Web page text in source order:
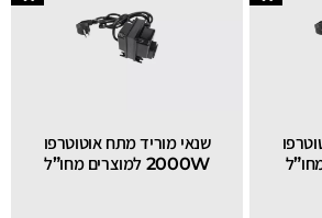
שנאי מוריד מתח אוטוטרפו
2000W למוצרים מחו”ל